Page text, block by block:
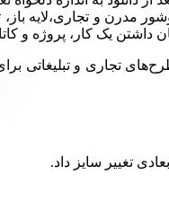
داشتن یک کار، پروژه و
و تبلیغاتی برای
تغییر سایز داد.